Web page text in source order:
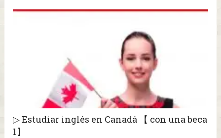
▷ Estudiar inglés en Canadá 【 con una beca
1】